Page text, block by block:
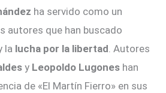
ha servido como un
autores que han buscado
la lucha por la libertad. Autores
y Leopoldo Lugones han
de «El Martín Fierro» en sus